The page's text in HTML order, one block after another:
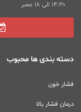
۱۴:۳۰ الی ۱۸ عصر
دسته بندی ها محبوب
فشار خون
درمان فشار بالا